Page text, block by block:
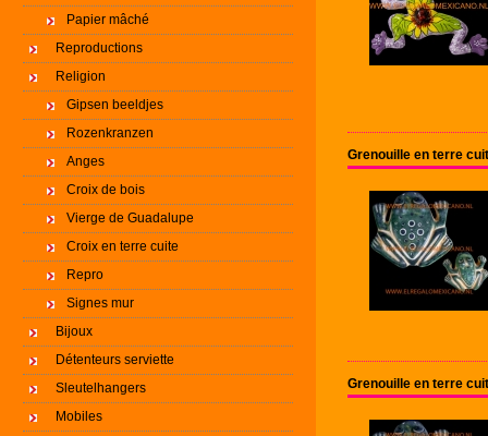
Papier mâché
Reproductions
Religion
Gipsen beeldjes
Rozenkranzen
Anges
Croix de bois
Vierge de Guadalupe
Croix en terre cuite
Repro
Signes mur
Bijoux
Détenteurs serviette
Sleutelhangers
Mobiles
Grenouille en terre
Grenouille en terre